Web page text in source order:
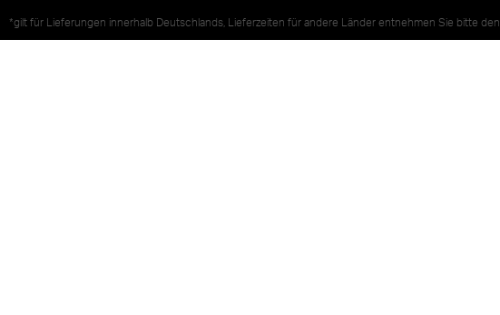
*gilt für Lieferungen innerhalb Deutschlands, Lieferzeiten für andere Länder entnehmen Sie bitte den